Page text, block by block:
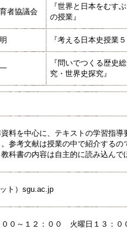
者協議会
『世界と日本をむす
の授業』
『考える日本史授業
『問いでつくる歴史
究・世界史探究』
料を中心に、テキストの学習指
参考文献は授業の中で紹介する
科書の内容は自主的に読み込ん
ト）sgu.ac.jp
００～１２：００ 火曜日１３：０